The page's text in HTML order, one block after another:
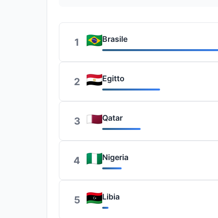
1 Brasile
2 Egitto
3 Qatar
4 Nigeria
5 Libia